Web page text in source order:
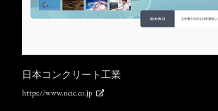
日本コンクリート工業
https://www.ncic.co.jp